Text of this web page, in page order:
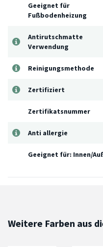
Geeignet für
Fußbodenheizung
Antirutschmatte
Verwendung
Reinigungsmethode
Zertifiziert
Zertifikatsnummer
Anti allergie
Geeignet für: Innen/
Weitere Farben aus